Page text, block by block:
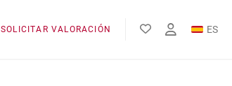
SOLICITAR VALORACIÓN ES
EN